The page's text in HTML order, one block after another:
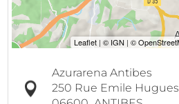
Azurarena Antibes
250 Rue Emile Hugues